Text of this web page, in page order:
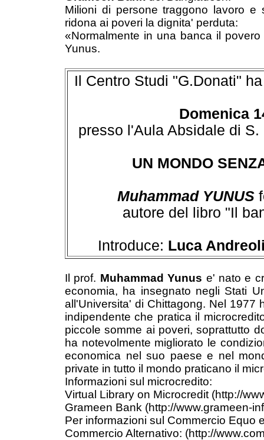
Milioni di persone traggono lavoro
ridona ai poveri la dignita' perduta:
«Normalmente in una banca il
Yunus.
Il Centro Studi "G.Donati"
Domenica
presso l'Aula Absidale di
UN MONDO
Muhammad YUNUS
autore del libro "Il
Introduce: Luca
Il prof. Muhammad Yunus e' nato e
economia, ha insegnato negli Stati
all'Universita' di Chittagong. Nel 1977
indipendente che pratica il
piccole somme ai poveri, soprattutto
ha notevolmente migliorato le
economica nel suo paese e nel
private in tutto il mondo praticano il
Informazioni sul microcredito:
Virtual Library on Microcredit (http://
Grameen Bank (http://www.grameen-
Per informazioni sul Commercio Equo
Commercio Alternativo: (http://